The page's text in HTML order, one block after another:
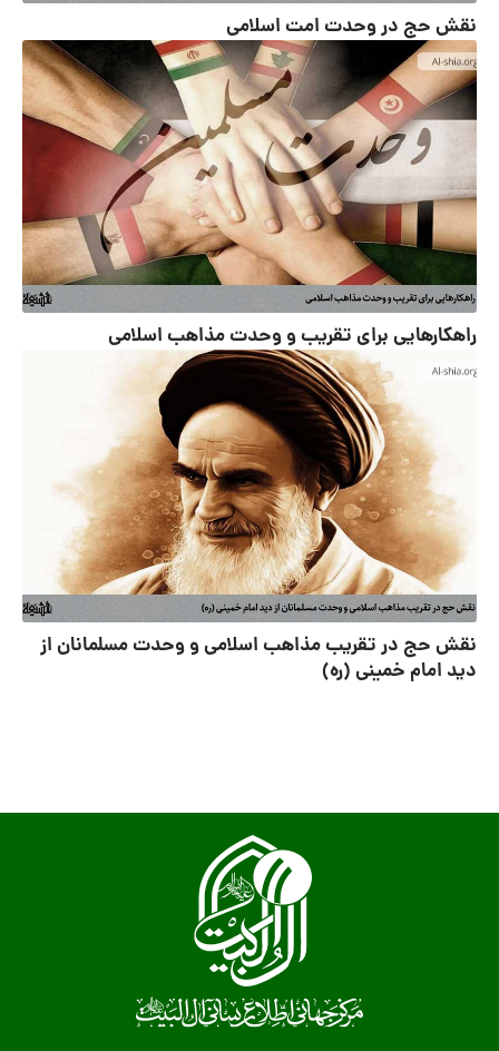
نقش حج در وحدت امت اسلامی
راهکارهایی برای تقریب و وحدت مذاهب اسلامی
نقش حج در تقریب مذاهب اسلامی و وحدت مسلمانان از
دید امام خمینی (ره)